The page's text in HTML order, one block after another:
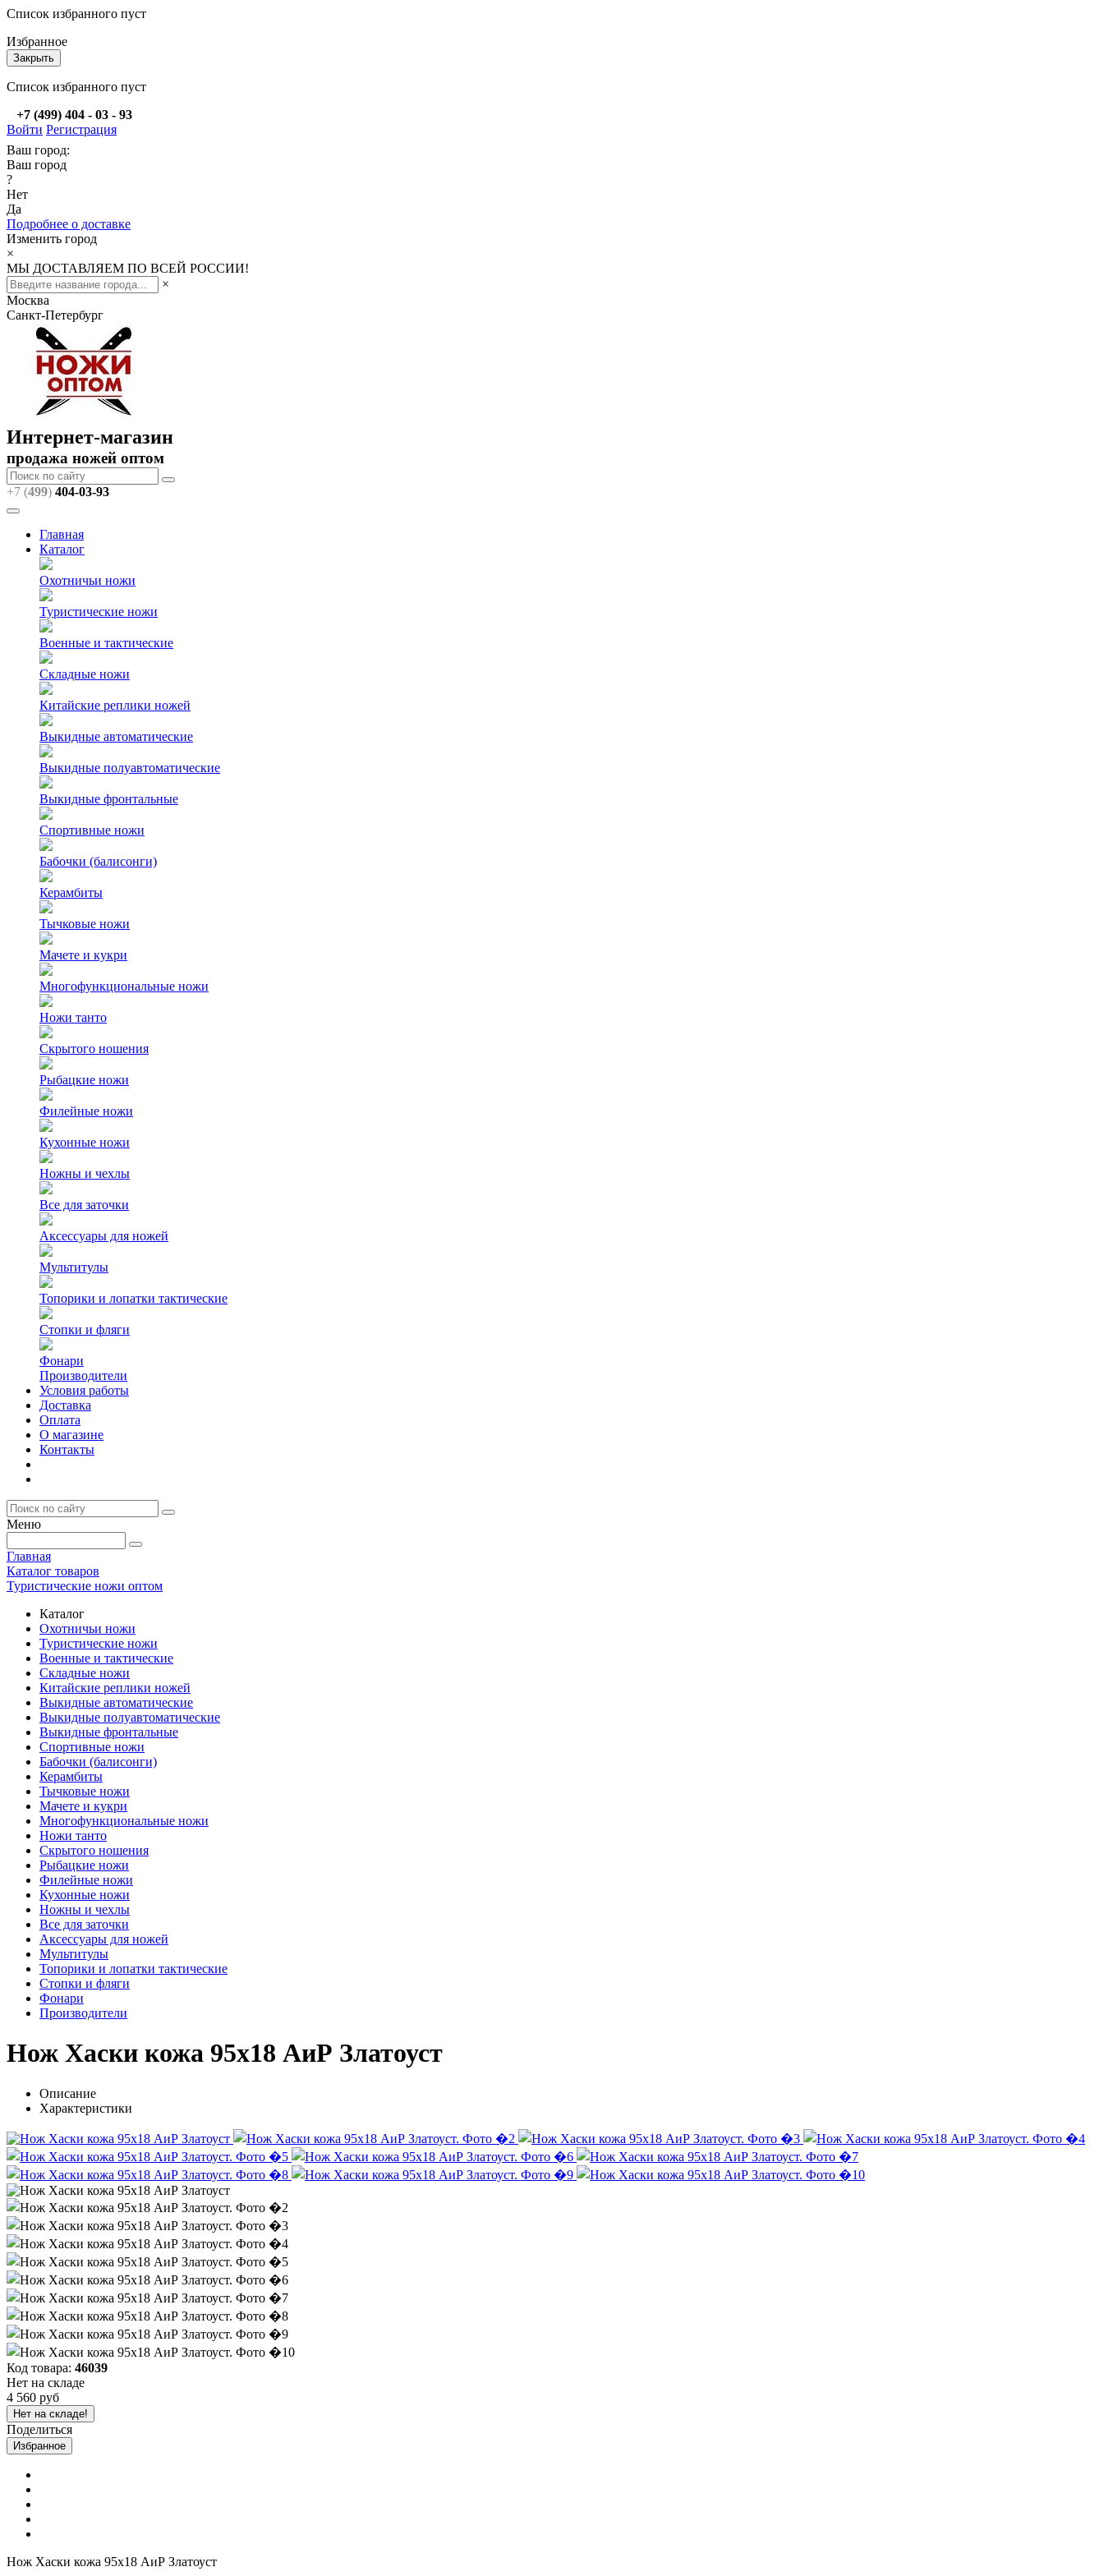
Список избранного пуст
Избранное
Закрыть
Список избранного пуст
+7 (499) 404 - 03 - 93
Войти Регистрация
Ваш город:
Ваш город
?
Нет
Да
Подробнее о доставке
Изменить город
×
МЫ ДОСТАВЛЯЕМ ПО ВСЕЙ РОССИИ!
×
Москва
Санкт-Петербург
Интернет-магазин
продажа ножей оптом
+7 (499) 404-03-93
Главная
Каталог
Охотничьи ножи
Туристические ножи
Военные и тактические
Складные ножи
Китайские реплики ножей
Выкидные автоматические
Выкидные полуавтоматические
Выкидные фронтальные
Спортивные ножи
Бабочки (балисонги)
Керамбиты
Тычковые ножи
Мачете и кукри
Многофункциональные ножи
Ножи танто
Скрытого ношения
Рыбацкие ножи
Филейные ножи
Кухонные ножи
Ножны и чехлы
Все для заточки
Аксессуары для ножей
Мультитулы
Топорики и лопатки тактические
Стопки и фляги
Фонари
Производители
Условия работы
Доставка
Оплата
О магазине
Контакты
Меню
Главная
Каталог товаров
Туристические ножи оптом
Каталог
Охотничьи ножи
Туристические ножи
Военные и тактические
Складные ножи
Китайские реплики ножей
Выкидные автоматические
Выкидные полуавтоматические
Выкидные фронтальные
Спортивные ножи
Бабочки (балисонги)
Керамбиты
Тычковые ножи
Мачете и кукри
Многофункциональные ножи
Ножи танто
Скрытого ношения
Рыбацкие ножи
Филейные ножи
Кухонные ножи
Ножны и чехлы
Все для заточки
Аксессуары для ножей
Мультитулы
Топорики и лопатки тактические
Стопки и фляги
Фонари
Производители
Нож Хаски кожа 95х18 АиР Златоуст
Описание
Характеристики
Код товара: 46039
Нет на складе
4 560 руб
Нет на складе!
Поделиться
Избранное
Нож Хаски кожа 95х18 АиР Златоуст